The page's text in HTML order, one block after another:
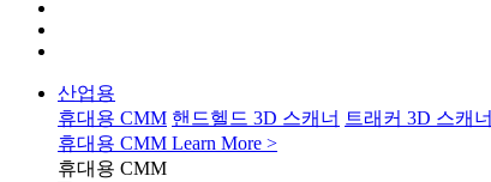
산업용
휴대용 CMM 핸드헬드 3D 스캐너 트래커 3D 스캐너
휴대용 CMM Learn More >
휴대용 CMM